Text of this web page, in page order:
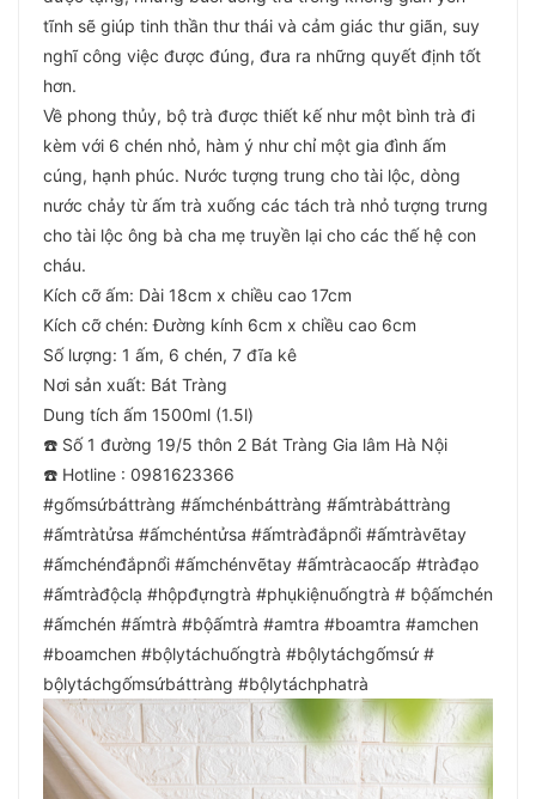
tĩnh sẽ giúp tinh thần thư thái và cảm giác thư giãn, suy
nghĩ công việc được đúng, đưa ra những quyết định tốt
hơn.
Về phong thủy, bộ trà được thiết kế như một bình trà đi
kèm với 6 chén nhỏ, hàm ý như chỉ một gia đình ấm
cúng, hạnh phúc. Nước tượng trung cho tài lộc, dòng
nước chảy từ ấm trà xuống các tách trà nhỏ tượng trưng
cho tài lộc ông bà cha mẹ truyền lại cho các thế hệ con
cháu.
Kích cỡ ấm: Dài 18cm x chiều cao 17cm
Kích cỡ chén: Đường kính 6cm x chiều cao 6cm
Số lượng: 1 ấm, 6 chén, 7 đĩa kê
Nơi sản xuất: Bát Tràng
Dung tích ấm 1500ml (1.5l)
☎️ Số 1 đường 19/5 thôn 2 Bát Tràng Gia lâm Hà Nội
☎️ Hotline : 0981623366
#gốmsứbáttràng #ấmchénbáttràng #ấmtràbáttràng
#ấmtràtửsa #ấmchéntửsa #ấmtràđắpnổi #ấmtràvẽtay
#ấmchénđắpnổi #ấmchénvẽtay #ấmtràcaocấp #tràđạo
#ấmtràđộclạ #hộpđựngtrà #phụkiệnuốngtrà # bộấmchén
#ấmchén #ấmtrà #bộấmtrà #amtra #boamtra #amchen
#boamchen #bộlytáchuốngtrà #bộlytáchgốmsứ #
bộlytáchgốmsứbáttràng #bộlytáchphatrà